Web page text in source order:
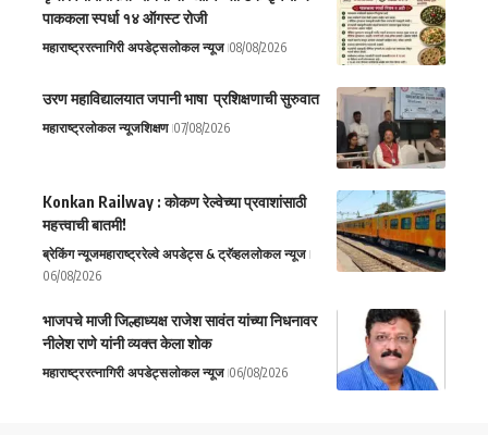
पाककला स्पर्धा १४ ऑगस्ट रोजी
महाराष्ट्ररत्नागिरी अपडेट्सलोकल न्यूज 08/08/2026
उरण महाविद्यालयात जपानी भाषा प्रशिक्षणाची सुरुवात
महाराष्ट्रलोकल न्यूजशिक्षण 07/08/2026
Konkan Railway : कोकण रेल्वेच्या प्रवाशांसाठी
महत्त्वाची बातमी!
ब्रेकिंग न्यूजमहाराष्ट्ररेल्वे अपडेट्स & ट्रॅव्हललोकल न्यूज
06/08/2026
भाजपचे माजी जिल्हाध्यक्ष राजेश सावंत यांच्या निधनावर
नीलेश राणे यांनी व्यक्त केला शोक
महाराष्ट्ररत्नागिरी अपडेट्सलोकल न्यूज 06/08/2026